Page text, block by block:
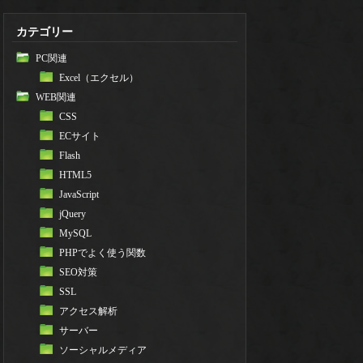
カテゴリー
PC関連
Excel（エクセル）
WEB関連
CSS
ECサイト
Flash
HTML5
JavaScript
jQuery
MySQL
PHPでよく使う関数
SEO対策
SSL
アクセス解析
サーバー
ソーシャルメディア